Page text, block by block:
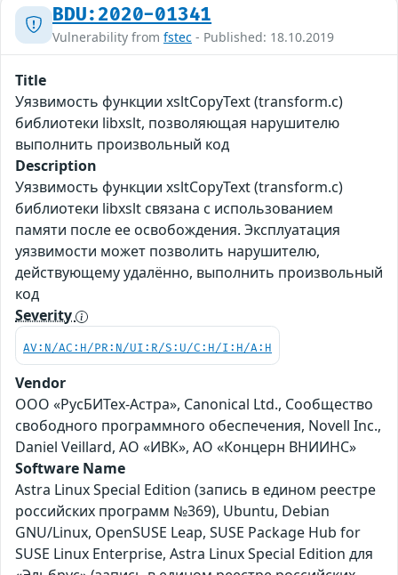
BDU:2020-01341
Vulnerability from fstec - Published: 18.10.2019
Title
Уязвимость функции xsltCopyText (transform.c)
библиотеки libxslt, позволяющая нарушителю
выполнить произвольный код
Description
Уязвимость функции xsltCopyText (transform.c)
библиотеки libxslt связана с использованием
памяти после ее освобождения. Эксплуатация
уязвимости может позволить нарушителю,
действующему удалённо, выполнить произвольный
код
Severity
AV:N/AC:H/PR:N/UI:R/S:U/C:H/I:H/A:H
Vendor
ООО «РусБИТех-Астра», Canonical Ltd., Сообщество
свободного программного обеспечения, Novell Inc.,
Daniel Veillard, АО «ИВК», АО «Концерн ВНИИНС»
Software Name
Astra Linux Special Edition (запись в едином реестре
российских программ №369), Ubuntu, Debian
GNU/Linux, OpenSUSE Leap, SUSE Package Hub for
SUSE Linux Enterprise, Astra Linux Special Edition для